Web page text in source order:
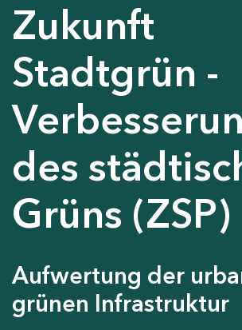
Zukunft
Stadtgrün -
des
Grüns (ZSP)
Aufwertung der
grünen Infrastruktur